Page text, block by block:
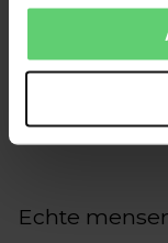
website-
informatie over
Echte